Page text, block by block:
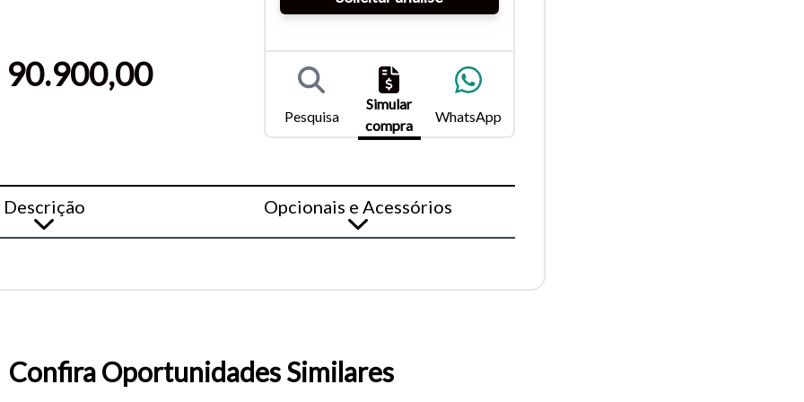
Fechar
90.900,00
Pesquisa
Simular
compra
WhatsApp
Descrição Opcionais e Acessórios
Confira Oportunidades Similares